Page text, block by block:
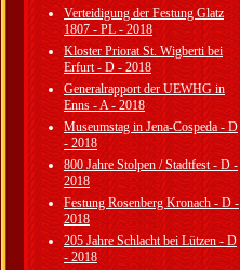
Verteidigung der Festung Glatz
1807 - PL - 2018
Kloster Priorat St. Wigberti bei
Erfurt - D - 2018
Generalrapport der UEWHG in
Enns - A - 2018
Museumstag in Jena-Cospeda - D
- 2018
800 Jahre Stolpen / Stadtfest - D -
2018
Festung Rosenberg Kronach - D -
2018
205 Jahre Schlacht bei Lützen - D
- 2018